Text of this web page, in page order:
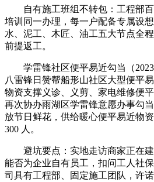
自有施工班组不转包：工程部百
培训同一办理，每一户配备专属设
水、泥工、木匠、油工五大节点全
前提返工。
学雷锋社区便平易近勾当（2023
八雷锋日赞帮船形山社区大型便平
物资支撑义诊、义剪、家电维修便
再次协办雨湖区学雷锋意愿办事勾
放节日鲜花，供给暖心便平易近物
300 人。
避坑要点：实地走访商家正在建
能否为企业自有员工，扣问工人社
司具有工程部、固定施工团队，许